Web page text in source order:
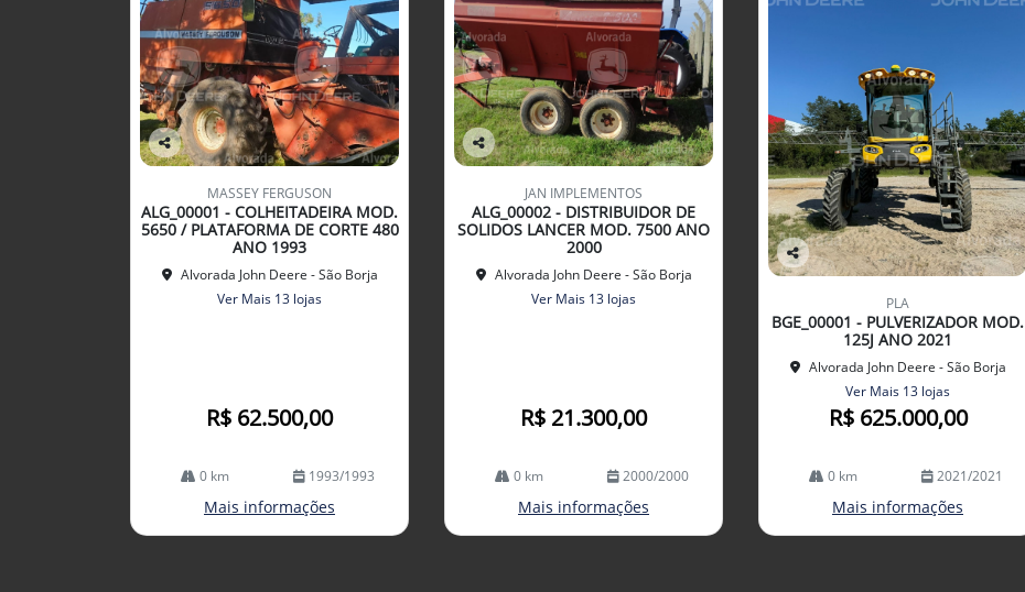
Co
arti
lhe
MASSEY FERGUSON
ALG_00001 - COLHEITADEIRA MOD.
5650 / PLATAFORMA DE CORTE 480
ANO 1993
Alvorada John Deere - São Borja
Ver Mais 13 lojas
R$ 62.500,00
0 km 1993/1993
Mais informações
Co
arti
lhe
JAN IMPLEMENTOS
ALG_00002 - DISTRIBUIDOR DE
SOLIDOS LANCER MOD. 7500 ANO
2000
Alvorada John Deere - São Borja
Ver Mais 13 lojas
R$ 21.300,00
0 km 2000/2000
Mais informações
Co
arti
lhe
PLA
BGE_00001 - PULVERIZADOR MOD.
125J ANO 2021
Alvorada John Deere - São Borja
Ver Mais 13 lojas
R$ 625.000,00
0 km 2021/2021
Mais informações